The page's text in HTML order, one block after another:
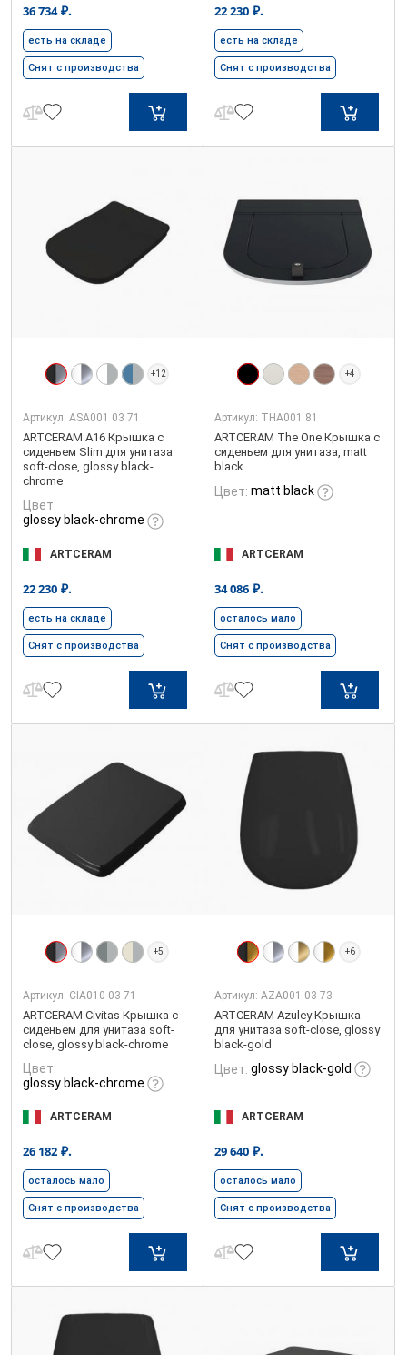
36 734₽.
есть на складе
Снят с производства
22 230 ₽.
есть на складе
Снят с производства
+12
Артикул: ASA001 03 71
ARTCERAM A16 Крышка с
сиденьем Slim для унитаза
soft-close, glossy black-
chrome
Цвет:
glossy black-chrome
ARTCERAM
22 230 ₽.
есть на складе
Снят с производства
+4
Артикул: THA001 81
ARTCERAM The One Крышка с
сиденьем для унитаза, matt
black
Цвет: matt black
ARTCERAM
34 086 ₽.
осталось мало
Снят с производства
+5
Артикул: CIA010 03 71
ARTCERAM Civitas Крышка с
сиденьем для унитаза soft-
close, glossy black-chrome
Цвет:
glossy black-chrome
ARTCERAM
26 182 ₽.
осталось мало
Снят с производства
+6
Артикул: AZA001 03 73
ARTCERAM Azuley Крышка
для унитаза soft-close, glossy
black-gold
Цвет: glossy black-gold
ARTCERAM
29 640 ₽.
осталось мало
Снят с производства